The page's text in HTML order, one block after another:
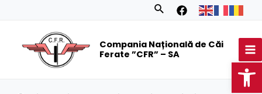
Search
Compania Națională de Căi
Ferate ”CFR” – SA